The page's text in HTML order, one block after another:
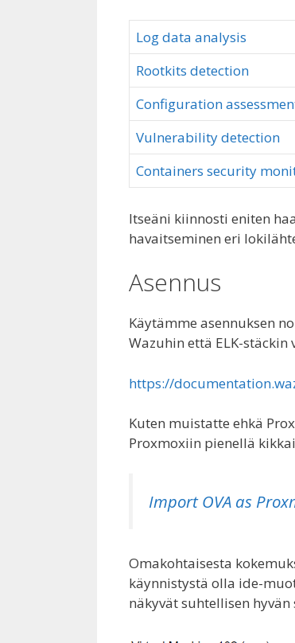
Log data analysis
Rootkits detection
Configuration
Vulnerability detection
Containers security
Itseäni kiinnosti eniten
havaitseminen eri
Asennus
Käytämme asennuksen
Wazuhin että ELK-
https://
Kuten muistatte ehkä
Proxmoxiin pienellä
Import OVA as
Omakohtaisesta
käynnistystä olla ide-
näkyvät suhtellisen